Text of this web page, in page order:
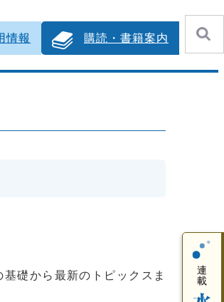
情報 購読・書籍案内
礎から最新のトピックスま